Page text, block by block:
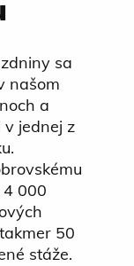
sa
našom
a
v jednej z
4 000
50
stáže.